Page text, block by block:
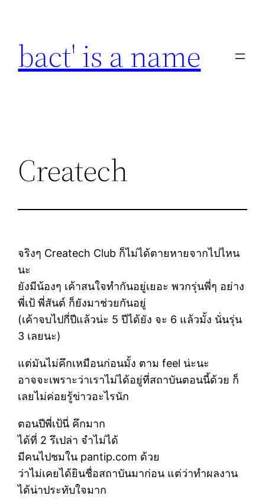
content
bact' is a name
Createch
จริงๆ Createch Club ก็ไม่ได้ตายหายจากไปไหน
นะ
ยังมีน้องๆ เค้าสนใจทำกันอยู่เยอะ พวกรุ่นพี่ๆ อย่าง
พี่เป้ พี่สันต์ ก็ยังมาช่วยกันอยู่
(เค้าจบไปกี่ปีแล้วน่ะ 5 ปีได้ยัง จะ 6 แล้วมั้ง นั่นรุ่น
3 เลยนะ)
แต่มันไม่คึกเหมือนก่อนมั้ง ตาม feel น่ะนะ
อาจจะเพราะว่าเราไม่ได้อยู่ที่สถาบันตอนนี้ด้วย ก็
เลยไม่ค่อยรู้ข่าวอะไรนัก
ตอนปีพี่เป้นี่ คึกมาก
ได้ที่ 2 รึเปล่า จำไม่ได้
มีคนไปชมใน pantip.com ด้วย
ว่าไม่เคยได้ยินชื่อสถาบันมาก่อน แต่ว่าทำผลงาน
ได้น่าประทับใจมาก